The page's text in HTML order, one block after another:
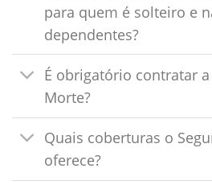
para quem é solteiro e
dependentes?
É obrigatório contratar
Morte?
Quais coberturas o
oferece?